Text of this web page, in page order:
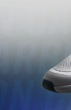
Lace System
Traction
Stability